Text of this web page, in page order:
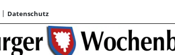
Datenschutz